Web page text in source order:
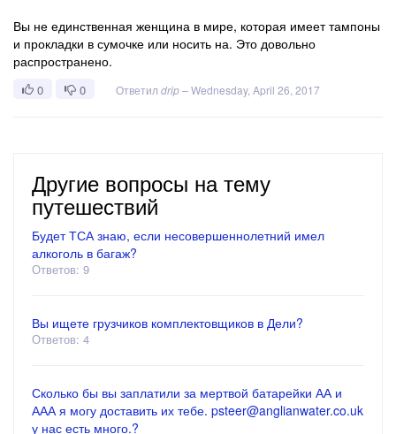
Вы не единственная женщина в мире, которая имеет тампоны
и прокладки в сумочке или носить на. Это довольно
распространено.
0 0 Ответил drip–Wednesday, April 26, 2017
Другие вопросы на тему
путешествий
Будет ТСА знаю, если несовершеннолетний имел
алкоголь в багаж?
Ответов: 9
Вы ищете грузчиков комплектовщиков в Дели?
Ответов: 4
Сколько бы вы заплатили за мертвой батарейки АА и
ААА я могу доставить их тебе. psteer@anglianwater.co.uk
у нас есть много.?